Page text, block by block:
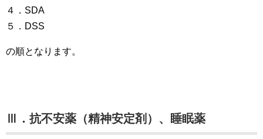
４．SDA
５．DSS
の順となります。
Ⅲ．抗不安薬（精神安定剤）、睡眠薬